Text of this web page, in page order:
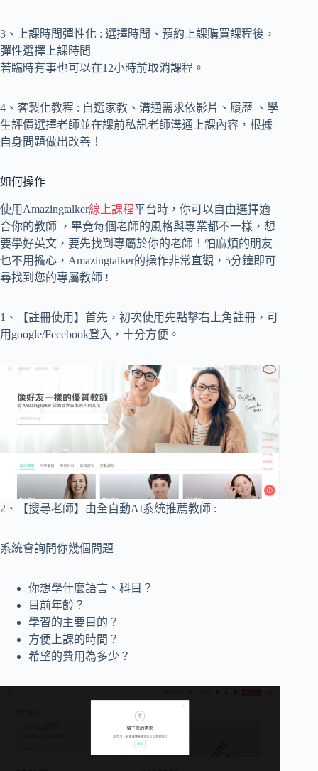
3、上課時間彈性化 : 選擇時間、預約上課購買課程後，
彈性選擇上課時間
若臨時有事也可以在12小時前取消課程。
4、客製化教程 : 自選家教、溝通需求依影片、履歷 、學
生評價選擇老師並在課前私訊老師溝通上課內容，根據
自身問題做出改善！
如何操作
使用Amazingtalker線上課程平台時，你可以自由選擇適
合你的教師 ，畢竟每個老師的風格與專業都不一樣，想
要學好英文，要先找到專屬於你的老師！怕麻煩的朋友
也不用擔心，Amazingtalker的操作非常直觀，5分鐘即可
尋找到您的專屬教師 !
1、【註冊使用】首先，初次使用先點擊右上角註冊，可
用google/Fecebook登入，十分方便。
2、【搜尋老師】由全自動AI系統推薦教師 :
系統會詢問你幾個問題
你想學什麼語言、科目？
目前年齡？
學習的主要目的？
方便上課的時間？
希望的費用為多少？